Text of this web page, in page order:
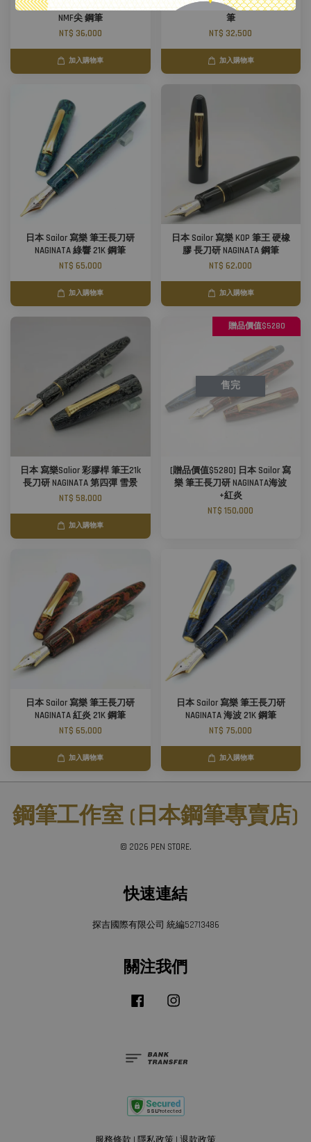
NAGINATA 21K 金尖金夾 壓片
NMF尖 鋼筆
NT$ 36,000
加入購物車
NAGINATA 21K 銀夾銀尖 NMF 鋼
筆
NT$ 32,500
加入購物車
日本 Sailor 寫樂 筆王長刀研
NAGINATA 綠響 21K 鋼筆
NT$ 65,000
加入購物車
日本 Sailor 寫樂 KOP 筆王 硬橡
膠 長刀研 NAGINATA 鋼筆
NT$ 62,000
加入購物車
日本 寫樂Salior 彩膠桿 筆王21k
長刀研 NAGINATA 第四彈 雪景
NT$ 58,000
加入購物車
售完
贈品價值$5280
[贈品價值$5280] 日本 Sailor 寫
樂 筆王長刀研 NAGINATA海波
+紅炎
NT$ 150,000
日本 Sailor 寫樂 筆王長刀研
NAGINATA 紅炎 21K 鋼筆
NT$ 65,000
加入購物車
日本 Sailor 寫樂 筆王長刀研
NAGINATA 海波 21K 鋼筆
NT$ 75,000
加入購物車
鋼筆工作室 (日本鋼筆專賣店)
© 2026 PEN STORE.
快速連結
探吉國際有限公司 統編52713486
關注我們
Facebook